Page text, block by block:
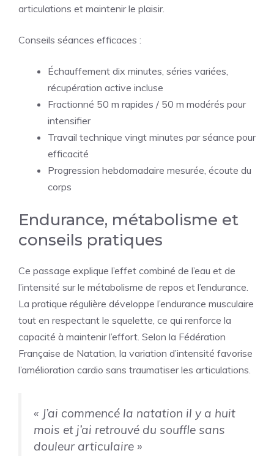
articulations et maintenir le plaisir.
Conseils séances efficaces :
Échauffement dix minutes, séries variées,
récupération active incluse
Fractionné 50 m rapides / 50 m modérés pour
intensifier
Travail technique vingt minutes par séance pour
efficacité
Progression hebdomadaire mesurée, écoute du
corps
Endurance, métabolisme et
conseils pratiques
Ce passage explique l’effet combiné de l’eau et de
l’intensité sur le métabolisme de repos et l’endurance.
La pratique régulière développe l’endurance musculaire
tout en respectant le squelette, ce qui renforce la
capacité à maintenir l’effort. Selon la Fédération
Française de Natation, la variation d’intensité favorise
l’amélioration cardio sans traumatiser les articulations.
« J’ai commencé la natation il y a huit
mois et j’ai retrouvé du souffle sans
douleur articulaire »